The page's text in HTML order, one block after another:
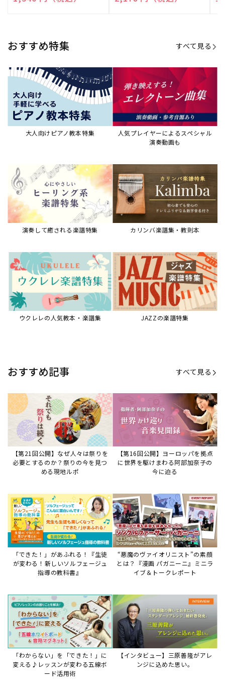
おすすめ特集 すべて見る
大人向けピアノ教本特集
人気プレイヤーによるスペシャル
演奏動画も
演奏して癒される楽譜特集 カリンバ楽譜集・教則本
ウクレレの人気教本・楽譜集 JAZZの楽譜特集
おすすめ記事 すべて見る
【第21回公開】なぜ人々は祭りを
必要とするのか？祭りの今を見つ
める現地ルポ
【第16回公開】ヨーロッパを拠点
に世界を駆けまわる阿部加奈子の
今に迫る
「できた！」があふれる！『生徒
が変わる！新しいソルフェージュ
指導の教科書』
“悪魔のヴァイオリニスト”の素顔
とは？『漫画 パガニーニ』ミニラ
イブ＆トークレポート
「わからない」を「できた！」に
変える♪レッスンが変わる五線ボ
ード活用術
【インタビュー】三原善隆がアレ
ンジに込めた思い。